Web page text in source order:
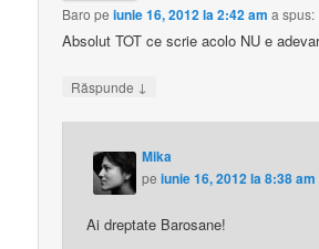
Baro peiunie 16, 2012 la 2:42 am a spus:
Absolut TOT ce scrie acolo NU e
Răspunde ↓
Mika
peiunie 16, 2012 la 8:38 am
Ai dreptate Barosane!